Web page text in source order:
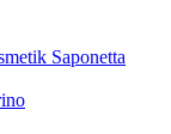
Saponetta